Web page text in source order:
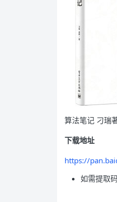
算法笔记 刁瑞
下载地址
https://
如需提取